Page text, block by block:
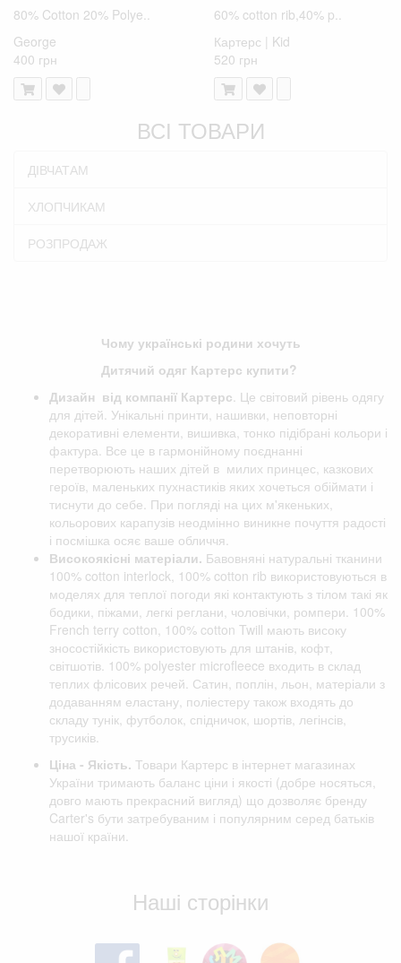
80% Cotton 20% Polye..
George
400 грн
60% cotton rib,40% p..
Картерс | Kid
520 грн
ВСІ ТОВАРИ
ДІВЧАТАМ
ХЛОПЧИКАМ
РОЗПРОДАЖ
Чому українські родини хочуть
Дитячий одяг Картерс купити?
Дизайн від компанії Картерс . Це світовий рівень одягу
для дітей. Унікальні принти, нашивки, неповторні
декоративні елементи, вишивка, тонко підібрані кольори і
фактура. Все це в гармонійному поєднанні
перетворюють наших дітей в милих принцес, казкових
героїв, маленьких пухнастиків яких хочеться обіймати і
тиснути до себе. При погляді на цих м'якеньких,
кольорових карапузів неодмінно виникне почуття радості
і посмішка осяє ваше обличчя.
Високоякісні матеріали. Бавовняні натуральні тканини
100% cotton interlock, 100% cotton rib використовуються в
моделях для теплої погоди які контактують з тілом такі як
бодики, піжами, легкі реглани, чоловічки, ромпери. 100%
French terry cotton, 100% cotton Twill мають високу
зносостійкість використовують для штанів, кофт,
світшотів. 100% polyester microfleece входить в склад
теплих флісових речей. Сатин, поплін, льон, матеріали з
додаванням еластану, поліестеру також входять до
складу тунік, футболок, спідничок, шортів, легінсів,
трусиків.
Ціна - Якість. Товари Картерс в інтернет магазинах
України тримають баланс ціни і якості (добре носяться,
довго мають прекрасний вигляд) що дозволяє бренду
Carter's бути затребуваним і популярним серед батьків
нашої країни.
Наші сторінки